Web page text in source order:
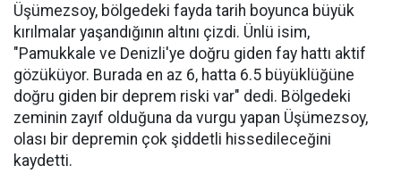
Üşümezsoy, bölgedeki fayda tarih boyunca büyük
kırılmalar yaşandığının altını çizdi. Ünlü isim,
"Pamukkale ve Denizli'ye doğru giden fay hattı aktif
gözüküyor. Burada en az 6, hatta 6.5 büyüklüğüne
doğru giden bir deprem riski var" dedi. Bölgedeki
zeminin zayıf olduğuna da vurgu yapan Üşümezsoy,
olası bir depremin çok şiddetli hissedileceğini
kaydetti.